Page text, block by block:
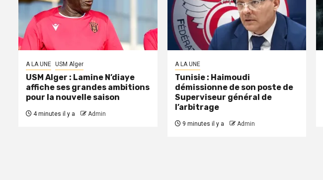
A LA UNE USM Alger
USM Alger : Lamine N’diaye
affiche ses grandes ambitions
pour la nouvelle saison
4 minutes il y a Admin
A LA UNE
Tunisie : Haimoudi
démissionne de son poste de
Superviseur général de
l’arbitrage
9 minutes il y a Admin